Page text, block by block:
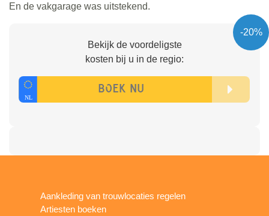
En de vakgarage was uitstekend.
-20%
Bekijk de voordeligste
kosten bij u in de regio:
Aankleding van trouwlocaties regelen
Artiesten boeken